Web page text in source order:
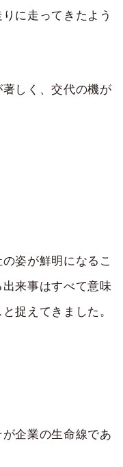
に走ってきたよう
しく、交代の機が
姿が鮮明になるこ
来事はすべて意味
捉えてきました。
企業の生命線であ